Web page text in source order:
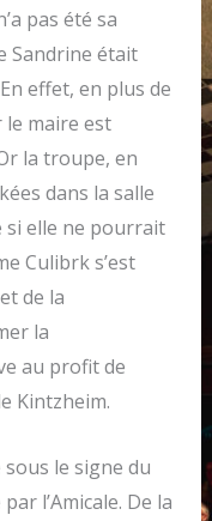
pas été sa
Sandrine était
effet, en plus de
le maire est
la troupe, en
dans la salle
si elle ne pourrait
Culibrk s’est
de la
la
au profit de
Kintzheim.
le signe du
l’Amicale. De la